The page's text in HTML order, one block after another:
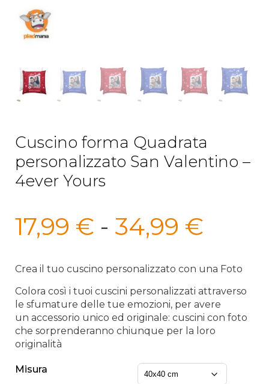
Cuscino forma Quadrata
personalizzato San Valentino –
4ever Yours
17,99 € - 34,99 €
da
17,99
Crea il tuo cuscino personalizzato con una Foto
Colora così i tuoi cuscini personalizzati attraverso
le sfumature delle tue emozioni, per avere
un accessorio unico ed originale: cuscini con foto
che sorprenderanno chiunque per la loro
originalità
Misura